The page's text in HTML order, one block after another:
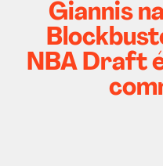
Giannis
NBA Draft